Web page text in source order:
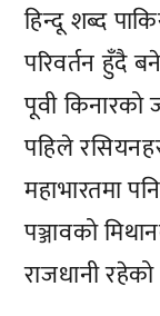
हिन्दू शब्द
परिवर्तन हुँदै
पूवी किनारको
पहिले
महाभारतमा
पञ्जावको
राजधानी